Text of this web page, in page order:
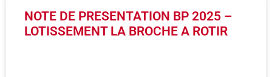
NOTE DE PRESENTATION BP 2025 –
LOTISSEMENT LA BROCHE A ROTIR